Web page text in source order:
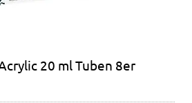
20 ml Tuben 8er